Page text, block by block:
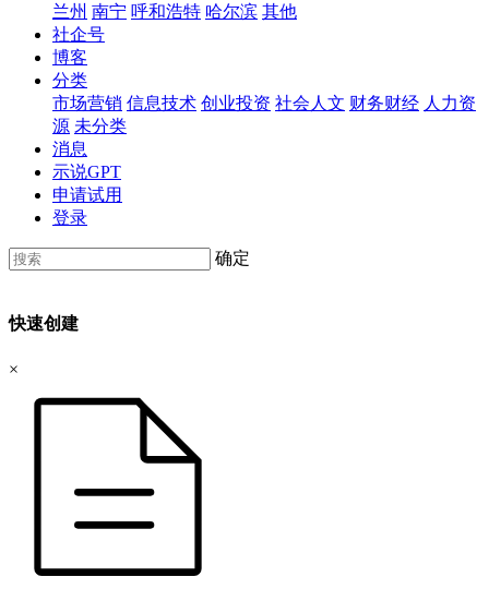
兰州 南宁 呼和浩特 哈尔滨 其他
社企号
博客
分类
市场营销 信息技术 创业投资 社会人文 财务财经 人力资
源 未分类
消息
示说GPT
申请试用
登录
确定
快速创建
×